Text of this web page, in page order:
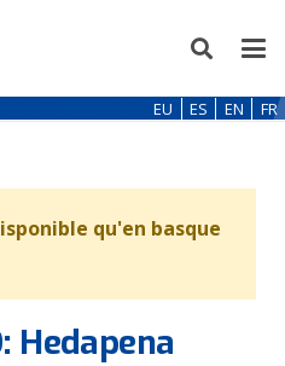
EU ES EN FR
qu'en basque
Hedapena